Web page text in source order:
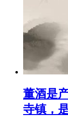
董酒是
寺镇，